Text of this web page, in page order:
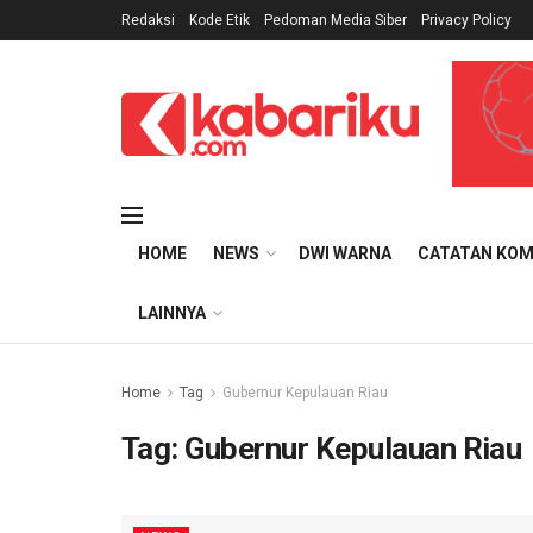
Redaksi Kode Etik Pedoman Media Siber Privacy Policy
HOME NEWS DWI WARNA CATATAN
LAINNYA
Home Tag Gubernur Kepulauan Riau
Tag: Gubernur Kepulauan Riau